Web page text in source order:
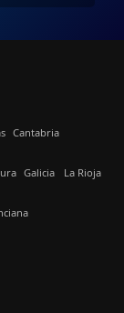
Cantabria
Galicia La Rioja